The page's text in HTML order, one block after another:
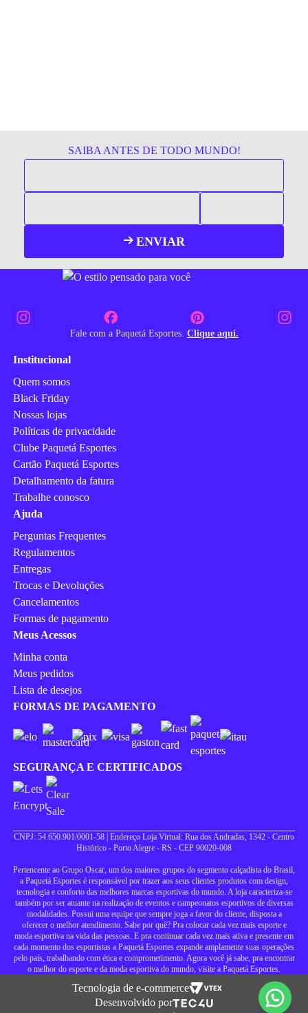
SAIBA ANTES DE TODO MUNDO!
ENVIAR
Fale com a Paquetá Esportes. Clique aqui.
Institucional
Quem somos
Black Friday
Nossas lojas
Políticas de privacidade
Clube Paquetá Esportes
Cartão Paquetá Esportes
Detalhamento da fatura
Trabalhe conosco
Ajuda
Perguntas Frequentes
Regulamentos
Entregas
Trocas e Devoluções
Cancelamentos
Formas de pagamento
Meus Acessos
Minha conta
Meus pedidos
Lista de desejos
FORMAS DE PAGAMENTO
SEGURANÇA E CERTIFICADOS
CNPJ: 54.650.901/0001-58 | Endereço Loja Virtual: Rua dos Andradas, 1342 - Centro
Histórico - Porto Alegre - RS - CEP 90020-008
Pertencente ao Grupo Oscar, um dos maiores grupos do segmento calçadista do Brasil,
a Paquetá Esportes é responsável por trazer aos seus clientes produtos com design,
tecnologia e conforto das melhores marcas esportivas do mundo. A loja caracteriza-se
também por ser atuante na realização de eventos e campeonatos esportivos de diversas
modalidades. Possui uma equipe que sempre joga a favor do cliente, disposta a
oferecer o melhor atendimento. Sabe por quê? Pra colocar cada vez mais esporte e
moda esportiva na vida das pessoas. E pra continuar cada vez mais ativa e presente em
cada momento dos esportistas a Paquetá Esportes expande amplamente suas operações
pelo país, trabalhando com ética e comprometimento. Agora você já sabe, pra encontrar
o melhor do esporte e da moda esportiva do mundo, visite a Paquetá Esportes.
Tecnologia de e-commerce
Desenvolvido por